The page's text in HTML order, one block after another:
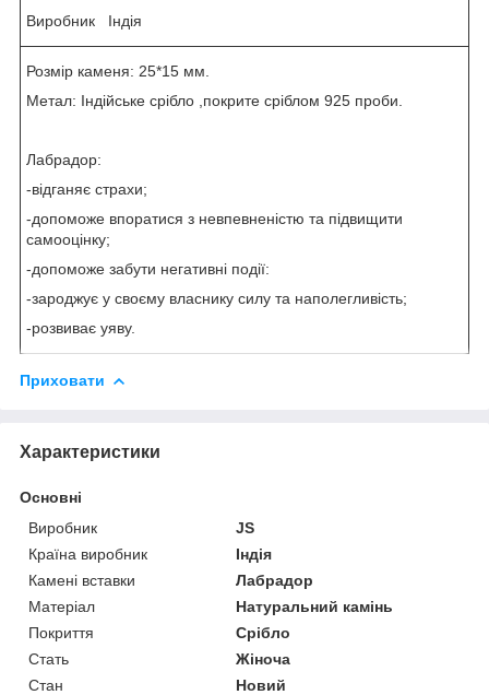
Виробник Індія
Розмір каменя: 25*15 мм.
Метал: Індійське срібло ,покрите сріблом 925 проби.
Лабрадор:
-відганяє страхи;
-допоможе впоратися з невпевненістю та підвищити
самооцінку;
-допоможе забути негативні події:
-зароджує у своєму власнику силу та наполегливість;
-розвиває уяву.
Приховати
Характеристики
Основні
Виробник
JS
Країна виробник
Індія
Камені вставки
Лабрадор
Матеріал
Натуральний камінь
Покриття
Срібло
Стать
Жіноча
Стан
Новий